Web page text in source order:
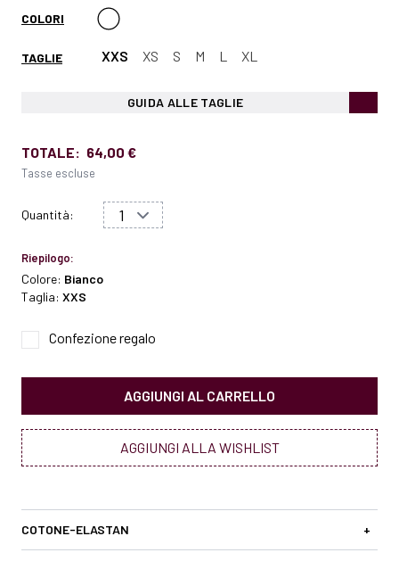
COLORI
TAGLIE XXS XS S M L XL
GUIDA ALLE TAGLIE
TOTALE: 64,00 €
Tasse escluse
Quantità:
Riepilogo:
Colore: Bianco
Taglia: XXS
Confezione regalo
AGGIUNGI AL CARRELLO
AGGIUNGI ALLA WISHLIST
COTONE-ELASTAN +